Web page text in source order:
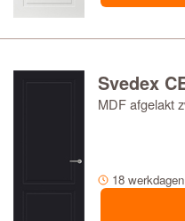
Svedex
MDF afgelakt
18 werkdagen